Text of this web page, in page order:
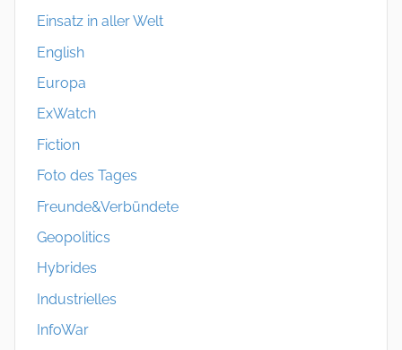
Einsatz in aller Welt
English
Europa
ExWatch
Fiction
Foto des Tages
Freunde&Verbündete
Geopolitics
Hybrides
Industrielles
InfoWar